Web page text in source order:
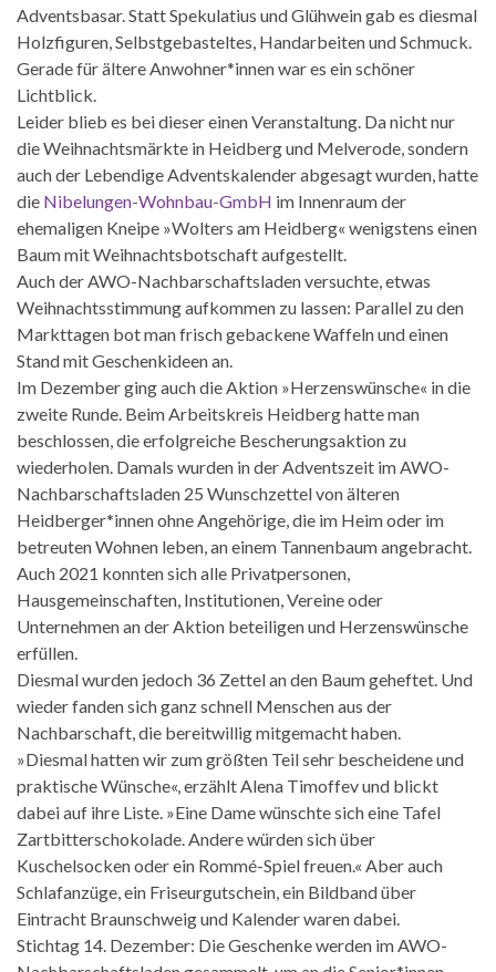
Adventsbasar. Statt Spekulatius und Glühwein gab es diesmal
Holzfiguren, Selbstgebasteltes, Handarbeiten und Schmuck.
Gerade für ältere Anwohner*innen war es ein schöner
Lichtblick.
Leider blieb es bei dieser einen Veranstaltung. Da nicht nur
die Weihnachtsmärkte in Heidberg und Melverode, sondern
auch der Lebendige Adventskalender abgesagt wurden, hatte
die Nibelungen-Wohnbau-GmbH im Innenraum der
ehemaligen Kneipe »Wolters am Heidberg« wenigstens einen
Baum mit Weihnachtsbotschaft aufgestellt.
Auch der AWO-Nachbarschaftsladen versuchte, etwas
Weihnachtsstimmung aufkommen zu lassen: Parallel zu den
Markttagen bot man frisch gebackene Waffeln und einen
Stand mit Geschenkideen an.
Im Dezember ging auch die Aktion »Herzenswünsche« in die
zweite Runde. Beim Arbeitskreis Heidberg hatte man
beschlossen, die erfolgreiche Bescherungsaktion zu
wiederholen. Damals wurden in der Adventszeit im AWO-
Nachbarschaftsladen 25 Wunschzettel von älteren
Heidberger*innen ohne Angehörige, die im Heim oder im
betreuten Wohnen leben, an einem Tannenbaum angebracht.
Auch 2021 konnten sich alle Privatpersonen,
Hausgemeinschaften, Institutionen, Vereine oder
Unternehmen an der Aktion beteiligen und Herzenswünsche
erfüllen.
Diesmal wurden jedoch 36 Zettel an den Baum geheftet. Und
wieder fanden sich ganz schnell Menschen aus der
Nachbarschaft, die bereitwillig mitgemacht haben.
»Diesmal hatten wir zum größten Teil sehr bescheidene und
praktische Wünsche«, erzählt Alena Timoffev und blickt
dabei auf ihre Liste. »Eine Dame wünschte sich eine Tafel
Zartbitterschokolade. Andere würden sich über
Kuschelsocken oder ein Rommé-Spiel freuen.« Aber auch
Schlafanzüge, ein Friseurgutschein, ein Bildband über
Eintracht Braunschweig und Kalender waren dabei.
Stichtag 14. Dezember: Die Geschenke werden im AWO-